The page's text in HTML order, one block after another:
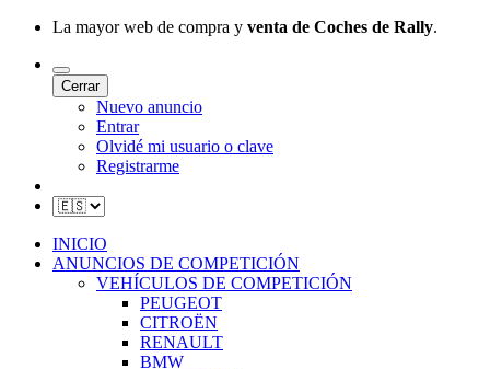
La mayor web de compra y venta de Coches de Rally.
Cerrar
Nuevo anuncio
Entrar
Olvidé mi usuario o clave
Registrarme
INICIO
ANUNCIOS DE COMPETICIÓN
VEHÍCULOS DE COMPETICIÓN
PEUGEOT
CITROËN
RENAULT
BMW